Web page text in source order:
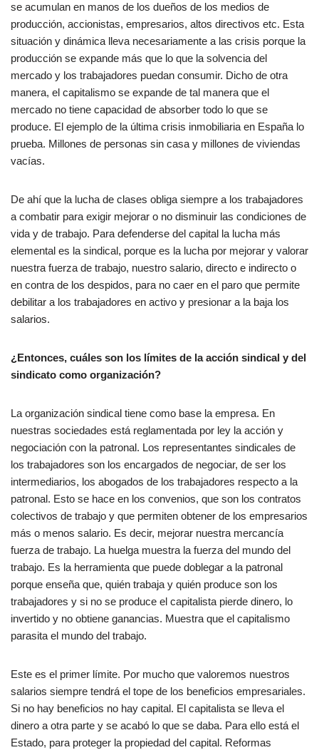
se acumulan en manos de los dueños de los medios de
producción, accionistas, empresarios, altos directivos etc. Esta
situación y dinámica lleva necesariamente a las crisis porque la
producción se expande más que lo que la solvencia del
mercado y los trabajadores puedan consumir. Dicho de otra
manera, el capitalismo se expande de tal manera que el
mercado no tiene capacidad de absorber todo lo que se
produce. El ejemplo de la última crisis inmobiliaria en España lo
prueba. Millones de personas sin casa y millones de viviendas
vacías.
De ahí que la lucha de clases obliga siempre a los trabajadores
a combatir para exigir mejorar o no disminuir las condiciones de
vida y de trabajo. Para defenderse del capital la lucha más
elemental es la sindical, porque es la lucha por mejorar y valorar
nuestra fuerza de trabajo, nuestro salario, directo e indirecto o
en contra de los despidos, para no caer en el paro que permite
debilitar a los trabajadores en activo y presionar a la baja los
salarios.
¿Entonces, cuáles son los límites de la acción sindical y del
sindicato como organización?
La organización sindical tiene como base la empresa. En
nuestras sociedades está reglamentada por ley la acción y
negociación con la patronal. Los representantes sindicales de
los trabajadores son los encargados de negociar, de ser los
intermediarios, los abogados de los trabajadores respecto a la
patronal. Esto se hace en los convenios, que son los contratos
colectivos de trabajo y que permiten obtener de los empresarios
más o menos salario. Es decir, mejorar nuestra mercancía
fuerza de trabajo. La huelga muestra la fuerza del mundo del
trabajo. Es la herramienta que puede doblegar a la patronal
porque enseña que, quién trabaja y quién produce son los
trabajadores y si no se produce el capitalista pierde dinero, lo
invertido y no obtiene ganancias. Muestra que el capitalismo
parasita el mundo del trabajo.
Este es el primer límite. Por mucho que valoremos nuestros
salarios siempre tendrá el tope de los beneficios empresariales.
Si no hay beneficios no hay capital. El capitalista se lleva el
dinero a otra parte y se acabó lo que se daba. Para ello está el
Estado, para proteger la propiedad del capital. Reformas